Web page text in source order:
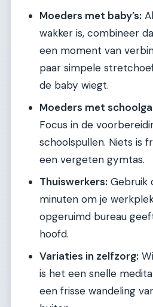
Moeders met baby’s:
wakker is, combineer
een moment van
paar simpele
de baby wiegt.
Moeders met
Focus in de
schoolspullen. Niets is
een vergeten gymtas.
Thuiswerkers: Gebruik
minuten om je
opgeruimd bureau
hoofd.
Variaties in zelfzorg:
is het een snelle
een frisse wandeling